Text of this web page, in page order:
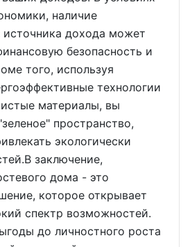
наличие
источника дохода может
безопасность и
того, используя
технологии
материалы, вы
пространство,
экологически
заключение,
дома - это
которое открывает
спектр возможностей.
до личностного роста